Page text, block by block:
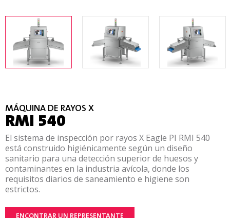
MÁQUINA DE RAYOS X
RMI 540
El sistema de inspección por rayos X Eagle PI RMI 540
está construido higiénicamente según un diseño
sanitario para una detección superior de huesos y
contaminantes en la industria avícola, donde los
requisitos diarios de saneamiento e higiene son
estrictos.
ENCONTRAR UN REPRESENTANTE